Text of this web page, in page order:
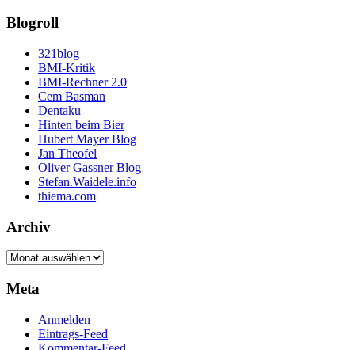
Blogroll
321blog
BMI-Kritik
BMI-Rechner 2.0
Cem Basman
Dentaku
Hinten beim Bier
Hubert Mayer Blog
Jan Theofel
Oliver Gassner Blog
Stefan.Waidele.info
thiema.com
Archiv
Archiv
Meta
Anmelden
Eintrags-Feed